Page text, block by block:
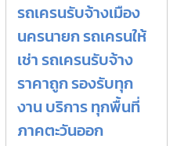
รถเครนรับจ้างเมือง
นครนายก รถเครนให้
เช่า รถเครนรับจ้าง
ราคาถูก รองรับทุก
งาน บริการ ทุกพื้นที่
ภาคตะวันออก